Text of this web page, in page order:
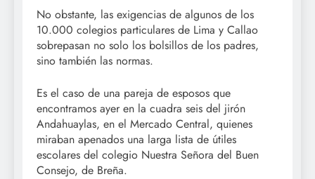
No obstante, las exigencias de algunos de los
10.000 colegios particulares de Lima y Callao
sobrepasan no solo los bolsillos de los padres,
sino también las normas.
Es el caso de una pareja de esposos que
encontramos ayer en la cuadra seis del jirón
Andahuaylas, en el Mercado Central, quienes
miraban apenados una larga lista de útiles
escolares del colegio Nuestra Señora del Buen
Consejo, de Breña.